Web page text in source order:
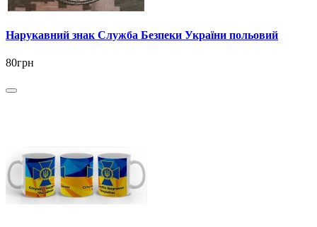
Нарукавний знак Служба Безпеки України польовий
80грн